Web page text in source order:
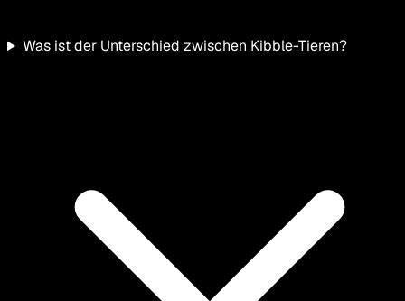
Was ist der Unterschied zwischen Kibble-Tieren?